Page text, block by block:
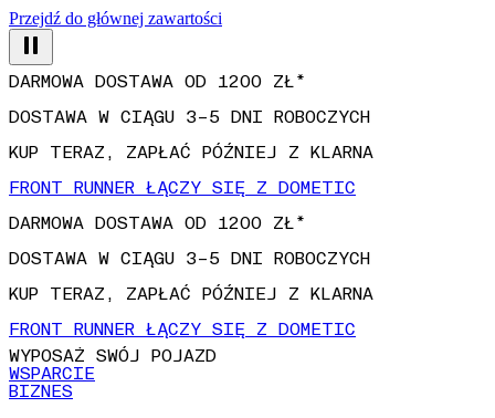
Przejdź do głównej zawartości
DOSTAWA W CIĄGU 3–5 DNI ROBOCZYCH
KUP TERAZ, ZAPŁAĆ PÓŹNIEJ Z KLARNA
FRONT RUNNER ŁĄCZY SIĘ Z DOMETIC
DARMOWA DOSTAWA OD 1200 ZŁ*
DOSTAWA W CIĄGU 3–5 DNI ROBOCZYCH
KUP TERAZ, ZAPŁAĆ PÓŹNIEJ Z KLARNA
FRONT RUNNER ŁĄCZY SIĘ Z DOMETIC
WYPOSAŻ SWÓJ POJAZD
WSPARCIE
BIZNES